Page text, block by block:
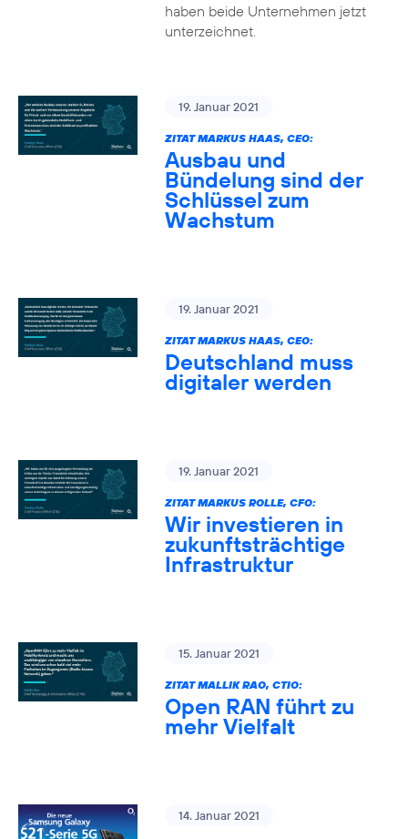
haben beide Unternehmen jetzt
unterzeichnet.
19. Januar 2021
ZITAT MARKUS HAAS, CEO:
Ausbau und
Bündelung sind der
Schlüssel zum
Wachstum
19. Januar 2021
ZITAT MARKUS HAAS, CEO:
Deutschland muss
digitaler werden
19. Januar 2021
ZITAT MARKUS ROLLE, CFO:
Wir investieren in
zukunftsträchtige
Infrastruktur
15. Januar 2021
ZITAT MALLIK RAO, CTIO:
Open RAN führt zu
mehr Vielfalt
14. Januar 2021